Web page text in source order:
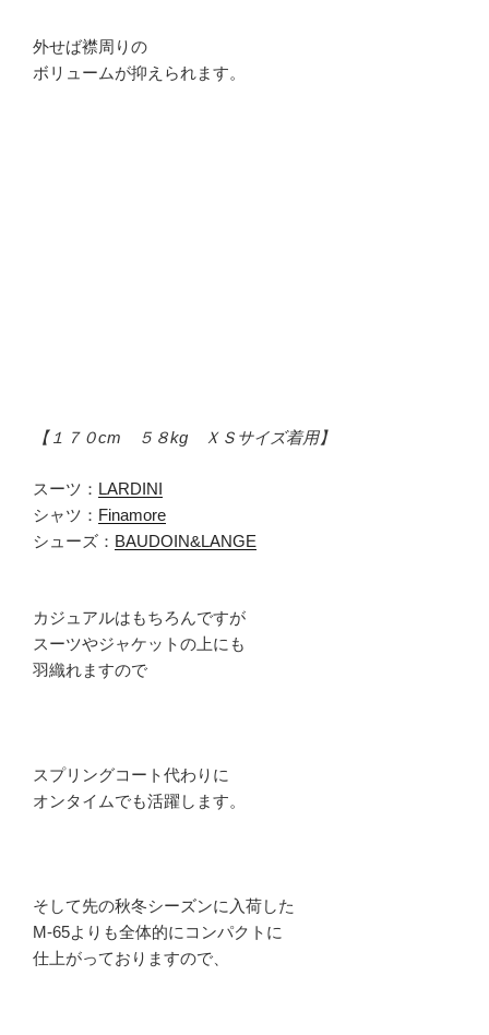
外せば襟周りの
ボリュームが抑えられます。
【１７０cm ５８kg ＸＳサイズ着用】
スーツ： LARDINI
シャツ： Finamore
シューズ： BAUDOIN&LANGE
カジュアルはもちろんですが
スーツやジャケットの上にも
羽織れますので
スプリングコート代わりに
オンタイムでも活躍します。
そして先の秋冬シーズンに入荷した
M-65よりも全体的にコンパクトに
仕上がっておりますので、